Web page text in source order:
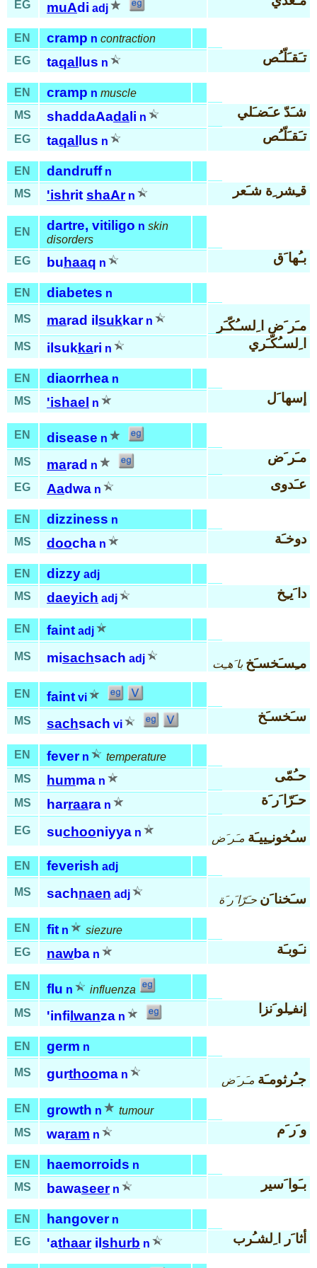
EG muAdi adj
EN cramp n contraction
EG
taqal lus n تـَقـَلّـُص
EN cramp n muscle
MS
shaddaAada li n شـَدّ عـَضـَلي
EG taqal lus n تـَقـَلّـُص
EN dandruff n
MS
'ishrit shaAr n قـِشر ِة شـَعر
EN dartre, vitiligo n skin
disorders
EG
buhaaq n بـُها َق
EN diabetes n
MS marad il sukkar n مـَر َض ا ِلسـُكّـَر
MS ilsukkari n ا ِلسـُكّـَري
EN diaorrhea n
MS
'ishael n إسها َل
EN disease n
MS
marad n
مـَر َض
EG Aadwa n عـَدوى
EN dizziness n
MS
doocha n دوخـَة
EN dizzy adj
MS
daeyich adj دا َيـِخ
EN faint adj
MS misachsach adj مـِسـَخسـَخ با َهـِت
EN faint vi
MS
sachsach vi
سـَخسـَخ
EN fever n
temperature
MS
humma n حـُمّى
MS harraara n حـَرّا َر َة
EG suchooniyya n سـُخونـِييـَة مـَر َض
EN feverish adj
MS sachnaen adj سـَخنا َن حـَرّا َر َة
EN fit n
siezure
EG
nawba n نـَوبـَة
EN flu n
influenza
MS
'infi lwanza n
إنفـِلو َنزا
EN germ n
MS gurthooma n جـُرثومـَة مـَر َض
EN growth n
tumour
MS
waram n و َر َم
EN haemorroids n
MS
bawaseer n بـَوا َسير
EN hangover n
EG
'athaaril shurb n أثا َر ا ِلشـُرب